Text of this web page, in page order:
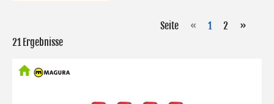
Seite « 1 2
»
21 Ergebnisse